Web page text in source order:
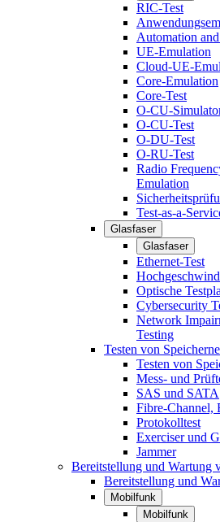
RIC-Test
Automation
UE-Emulation
Cloud-UE-
Core-Emulation
Core-Test
O-CU-
O-CU-Test
O-DU-Test
O-RU-Test
Radio
Emulation
Test-as-a-
Glasfaser
Glasfaser
Ethernet-Test
Optische
Cybersecurity
Network
Testing
Testen von
Testen von
Mess- und
SAS und SATA
Fibre-Channel,
Protokolltest
Exerciser und
Jammer
Bereitstellung und Wartung
Bereitstellung und
Mobilfunk
Mobilfunk